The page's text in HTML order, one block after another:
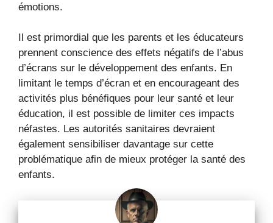
émotions.
Il est primordial que les parents et les éducateurs
prennent conscience des effets négatifs de l’abus
d’écrans sur le développement des enfants. En
limitant le temps d’écran et en encourageant des
activités plus bénéfiques pour leur santé et leur
éducation, il est possible de limiter ces impacts
néfastes. Les autorités sanitaires devraient
également sensibiliser davantage sur cette
problématique afin de mieux protéger la santé des
enfants.